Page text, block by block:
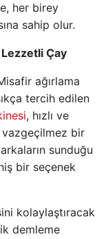
her birey
sahip olur.
Çay
ağırlama
tercih edilen
, hızlı ve
bir
sunduğu
bir seçenek
kolaylaştıracak
demleme